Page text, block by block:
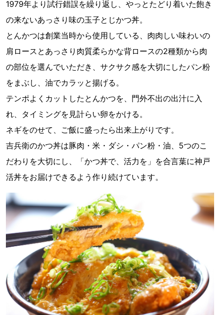
1979年より試行錯誤を繰り返し、やっとたどり着いた飽き
の来ないあっさり味の玉子とじかつ丼。
とんかつは創業当時から使用している、肉肉しい味わいの
肩ロースとあっさり肉質柔らかな背ロースの2種類から肉
の部位を選んでいただき、サクサク感を大切にしたパン粉
をまぶし、油でカラッと揚げる。
テンポよくカットしたとんかつを、門外不出の出汁に入
れ、タイミングを見計らい卵をかける。
ネギをのせて、ご飯に盛ったら出来上がりです。
吉兵衛のかつ丼は豚肉・米・ダシ・パン粉・油、5つのこ
だわりを大切にし、「かつ丼で、活力を」を合言葉に神戸
活丼をお届けできるよう作り続けています。